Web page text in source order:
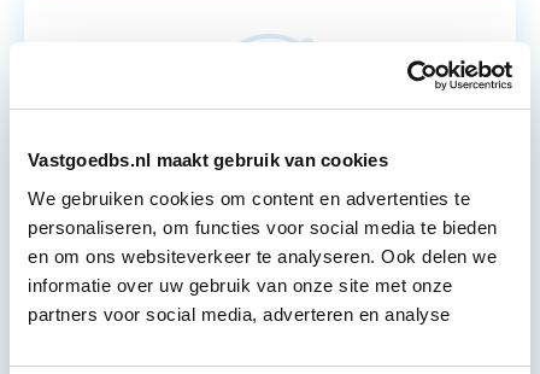
Vastgoedbs.nl maakt gebruik van cookies
We gebruiken cookies om content en advertenties te
personaliseren, om functies voor social media te bieden
en om ons websiteverkeer te analyseren. Ook delen we
informatie over uw gebruik van onze site met onze
partners voor social media, adverteren en analyse
Circulair Bouwen
Circulair bouwen is de toekomst. Letterlijk, want in
2050 wil de Nederlandse overheid dat de
bouweconomie volledig circulair is. Dit betekent
dat…
Lees verder
Utrecht of online